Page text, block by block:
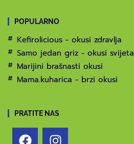
POPULARNO
Kefirolicious - okusi zdravlja
Samo jedan griz - okusi svijeta
Marijini brašnasti okusi
Mama.kuharica - brzi okusi
PRATITE NAS